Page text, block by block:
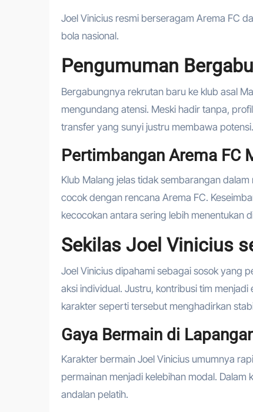
Joel Vinicius resmi berseragam Arema FC dan langsung menjadi bahan perbincangan di kalangan pecinta sepak
bola nasional.
Pengumuman
Bergabungnya rekrutan baru ke klub asal
mengundang atensi. Meski hadir tanpa,
transfer yang sunyi justru membawa potensi.
Pertimbangan Arema FC
Klub Malang jelas tidak sembarangan
cocok dengan rencana Arema FC.
kecocokan antara sering lebih menentukan
Sekilas Joel Vinicius
Joel Vinicius dipahami sebagai sosok yang
aksi individual. Justru, kontribusi tim
karakter seperti tersebut menghadirkan
Gaya Bermain di
Karakter bermain Joel Vinicius umumnya
permainan menjadi kelebihan modal.
andalan pelatih.